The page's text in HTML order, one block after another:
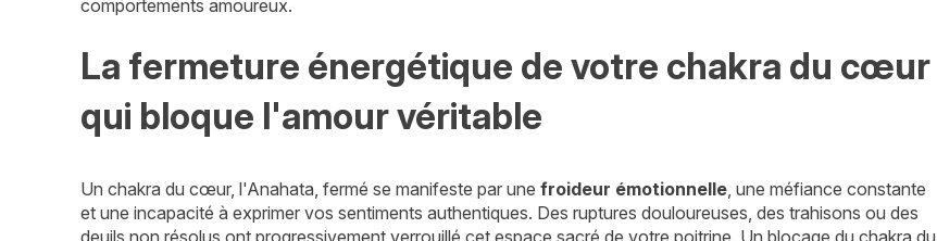
comportements amoureux.
La fermeture énergétique de votre chakra du cœur
qui bloque l'amour véritable
Un chakra du cœur, l'Anahata, fermé se manifeste par unefroideur émotionnelle, une méfiance constante
et une incapacité à exprimer vos sentiments authentiques. Des ruptures douloureuses, des trahisons ou des